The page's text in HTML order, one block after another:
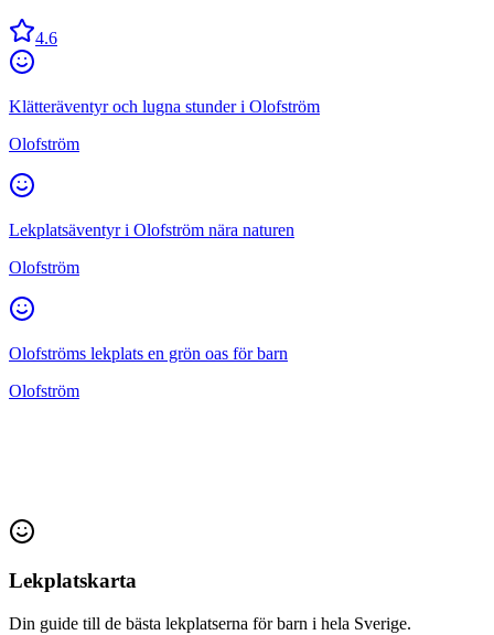
4.6
Klätteräventyr och lugna stunder i Olofström
Olofström
Lekplatsäventyr i Olofström nära naturen
Olofström
Olofströms lekplats en grön oas för barn
Olofström
Lekplatskarta
Din guide till de bästa lekplatserna för barn i hela Sverige.